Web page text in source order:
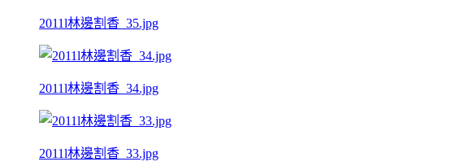
2011l林邊割香_35.jpg
2011l林邊割香_34.jpg
2011l林邊割香_33.jpg